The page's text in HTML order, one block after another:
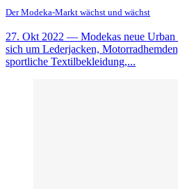
Der Modeka-Markt wächst und wächst
27. Okt 2022 — Modekas neue Urban
sich um Lederjacken,
sportliche Textilbekleidung,...